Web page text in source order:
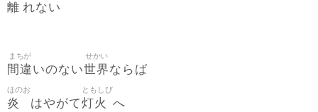
離 れない
間違
まちが
いのない世界
せかい
ならば
炎
ほのお
はやがて灯火
ともしび
へ